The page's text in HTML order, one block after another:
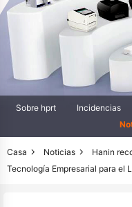
Sobre hprt Incidencias
Casa Noticias
Hanin
Tecnología Empresarial para el